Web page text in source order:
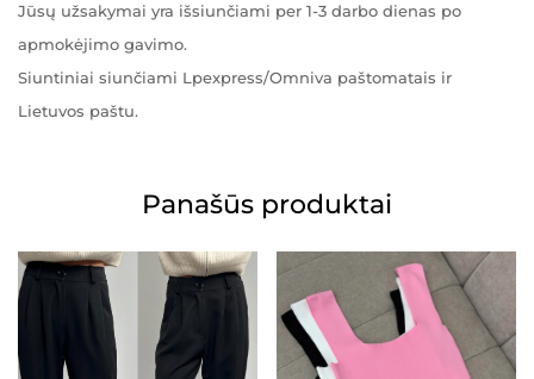
Jūsų užsakymai yra išsiunčiami per 1-3 darbo dienas po
apmokėjimo gavimo.
Siuntiniai siunčiami Lpexpress/Omniva paštomatais ir
Lietuvos paštu.
Panašūs produktai